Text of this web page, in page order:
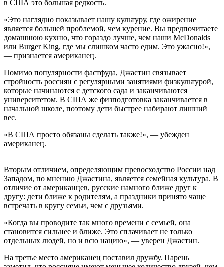
в США это большая редкость.
«Это наглядно показывает нашу культуру, где ожирение
является большей проблемой, чем курение. Вы предпочитаете
домашнюю кухню, что гораздо лучше, чем наши McDonalds
или Burger King, где мы слишком часто едим. Это ужасно!»,
— признается американец.
Помимо популярности фастфуда, Джастин связывает
стройность россиян с регулярными занятиями физкультурой,
которые начинаются с детского сада и заканчиваются
университетом. В США же физподготовка заканчивается в
начальной школе, поэтому дети быстрее набирают лишний
вес.
«В США просто обязаны сделать также!», — убежден
американец.
Вторым отличием, определяющим превосходство России над
Западом, по мнению Джастина, является семейная культура. В
отличие от американцев, русские намного ближе друг к
другу: дети ближе к родителям, а праздники принято чаще
встречать в кругу семьи, чем с друзьями.
«Когда вы проводите так много времени с семьей, она
становится сильнее и ближе. Это сплачивает не только
отдельных людей, но и всю нацию», — уверен Джастин.
На третье место американец поставил дружбу. Парень